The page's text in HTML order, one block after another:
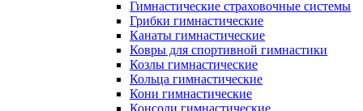
Гимнастические страховочные системы
Грибки гимнастические
Канаты гимнастические
Ковры для спортивной гимнастики
Козлы гимнастические
Кольца гимнастические
Кони гимнастические
Консоли гимнастические